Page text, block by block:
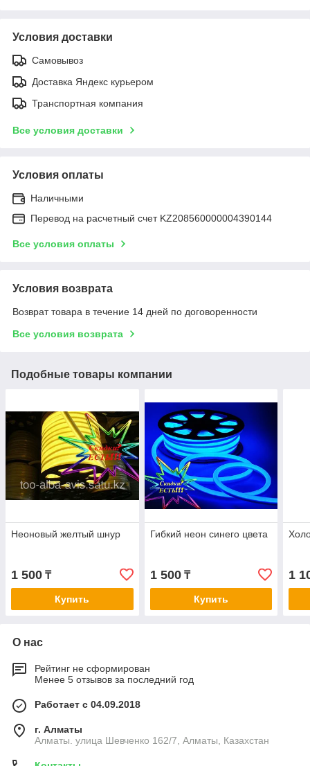
Условия доставки
Самовывоз
Доставка Яндекс курьером
Транспортная компания
Все условия доставки
Условия оплаты
Наличными
Перевод на расчетный счет KZ208560000004390144
Все условия оплаты
Условия возврата
Возврат товара в течение 14 дней по договоренности
Все условия возврата
Подобные товары компании
Неоновый желтый шнур
1 500 ₸
Купить
Гибкий неон синего цвета
1 500₸
Купить
1
О нас
Рейтинг не сформирован
Менее 5 отзывов за последний год
Работает с 04.09.2018
г. Алматы
Алматы. улица Шевченко 162/7, Алматы, Казахстан